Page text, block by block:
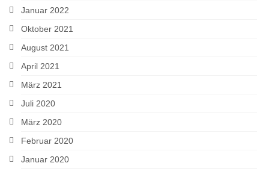
Januar 2022
Oktober 2021
August 2021
April 2021
März 2021
Juli 2020
März 2020
Februar 2020
Januar 2020